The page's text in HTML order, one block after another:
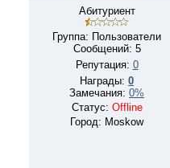
Абитуриент
Группа: Пользователи
Сообщений: 5
Репутация: 0
Награды: 0
Замечания: 0%
Статус: Offline
Город: Moskow